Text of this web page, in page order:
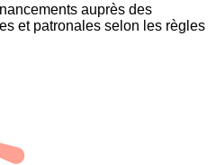
auprès des
et patronales selon les règles